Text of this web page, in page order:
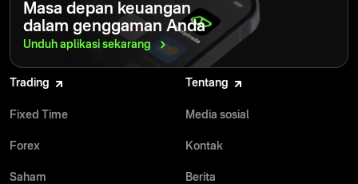
Masa depan keuangan
dalam genggaman Anda
Unduh aplikasi sekarang
Trading
Fixed Time
Forex
Saham
Tentang
Media sosial
Kontak
Berita